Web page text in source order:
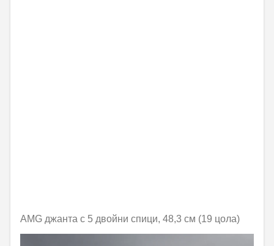
AMG джанта с 5 двойни спици, 48,3 см (19 цола)